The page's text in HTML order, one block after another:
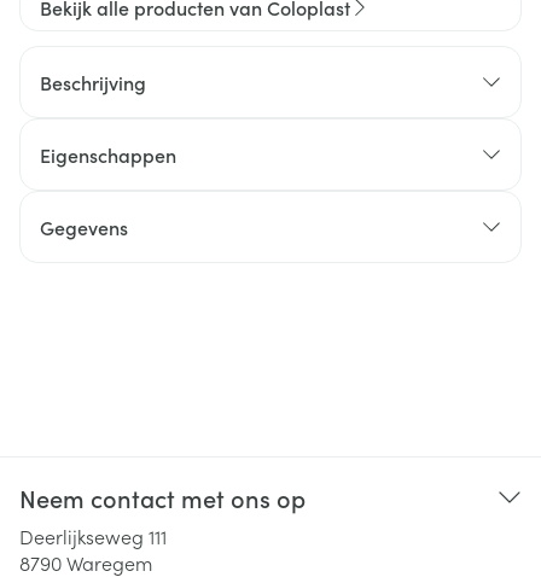
Bekijk alle producten van Coloplast
Beschrijving
Eigenschappen
Gegevens
Neem contact met ons op
Deerlijkseweg 111
8790Waregem